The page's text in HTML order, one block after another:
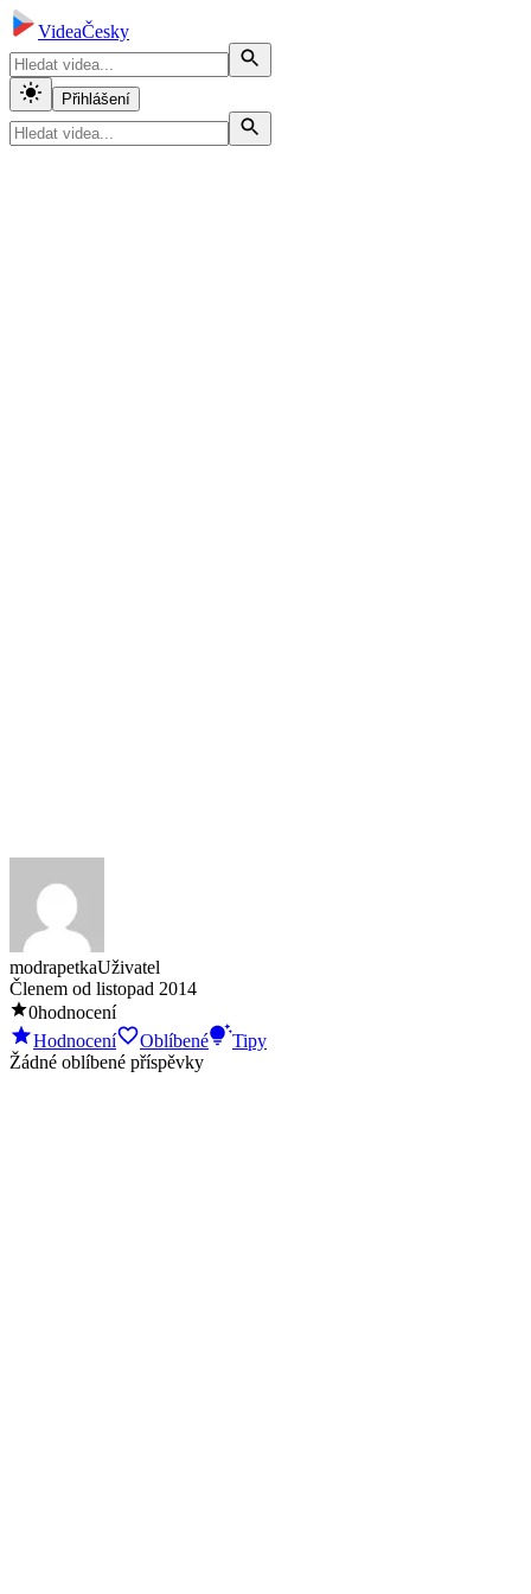
VideaČesky
Přihlášení
modrapetkaUživatel
Členem od listopad 2014
0hodnocení
Hodnocení
Oblíbené
Tipy
Žádné oblíbené příspěvky